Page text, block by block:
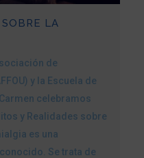
LA
de
y la Escuela de
celebramos
y Realidades sobre
es una
Se trata de